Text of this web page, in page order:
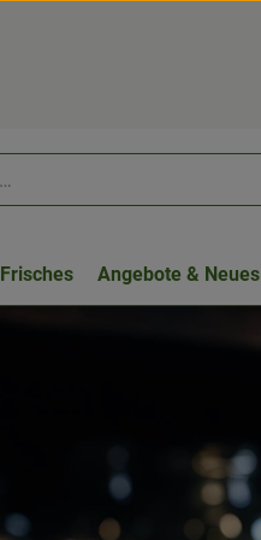
Frisches Angebote & Neues